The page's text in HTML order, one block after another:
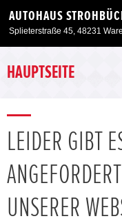
AUTOHAUS
Splieterstraße 45, 48231
Neuwagen
Angebote
HAUPTSEITE
LEIDER GIBT
UNSERER